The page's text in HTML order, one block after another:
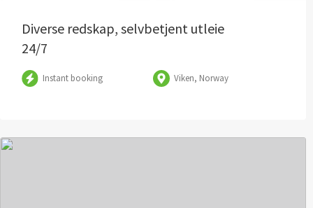
Diverse redskap, selvbetjent utleie
24/7
Instant booking Viken, Norway